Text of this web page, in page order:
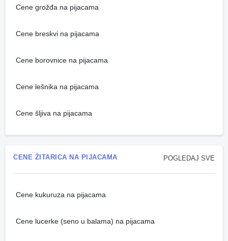
Cene grožđa na pijacama
Cene breskvi na pijacama
Cene borovnice na pijacama
Cene lešnika na pijacama
Cene šljiva na pijacama
POGLEDAJ SVE
CENE ŽITARICA NA PIJACAMA
Cene kukuruza na pijacama
Cene lucerke (seno u balama) na pijacama